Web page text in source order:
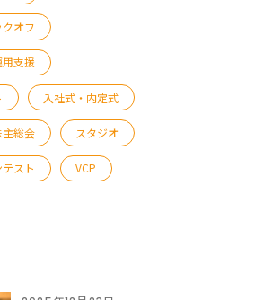
オフ
支援
入社式・内定式
総会 スタジオ
スト VCP